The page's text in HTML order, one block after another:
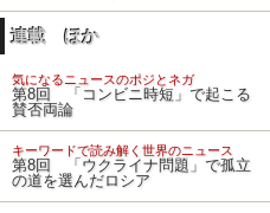
連載 ほか
気になるニュースのポジとネガ
第8回 「コンビニ時短」で起こる
賛否両論
キーワードで読み解く世界のニュース
第8回 「ウクライナ問題」で孤立
の道を選んだロシア